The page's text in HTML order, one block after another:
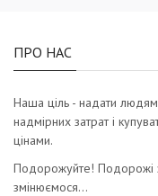
ПРО НАС
Наша ціль - надати
надмірних затрат і
цінами.
Подорожуйте!
змінюємося…